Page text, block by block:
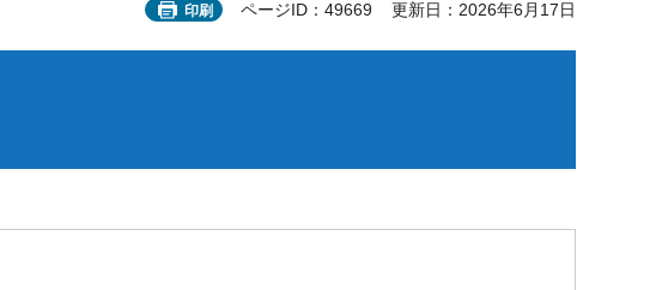
印刷 ページID：49669 更新日：2026年6月17日